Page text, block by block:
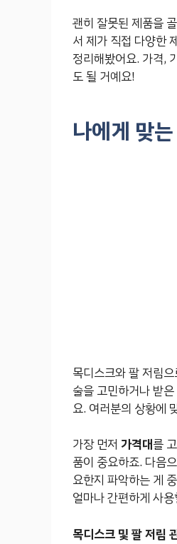
괜히 잘못된 제품을
서 제가 직접 다양한
정리해봤어요. 가격,
도 될 거예요!
나에게 맞
목디스크와 팔 저림
술을 고민하거나 받
요. 여러분의 상황에
가장 먼저 가격대를
품이 중요하죠. 다음
요한지 파악하는 게
얼마나 간편하게 사
목디스크 및 팔 저림